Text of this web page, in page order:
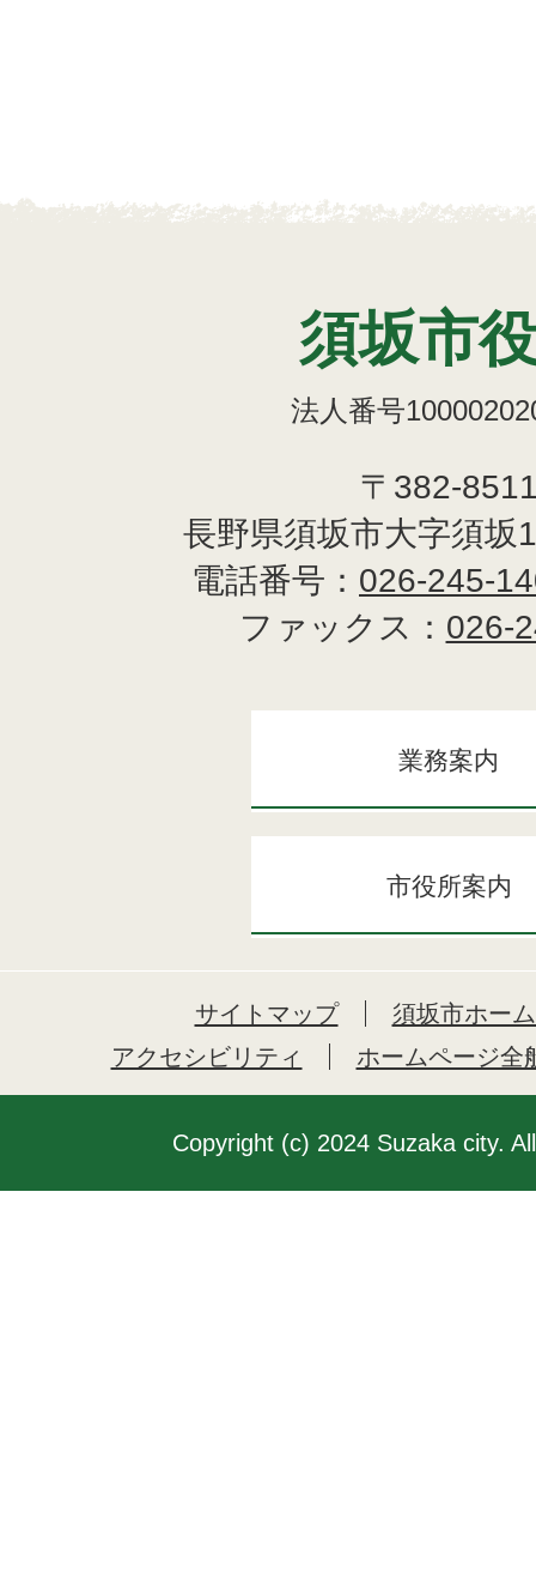
須坂市
法人番号
〒382-
長野県須坂市大字須坂
電話番号： 026-245-
ファックス： 026-
業務案内
市役所案内
サイトマップ
須坂市ホー
アクセシビリティ
ホームページ全
Copyright (c) 2024 Suzaka city.